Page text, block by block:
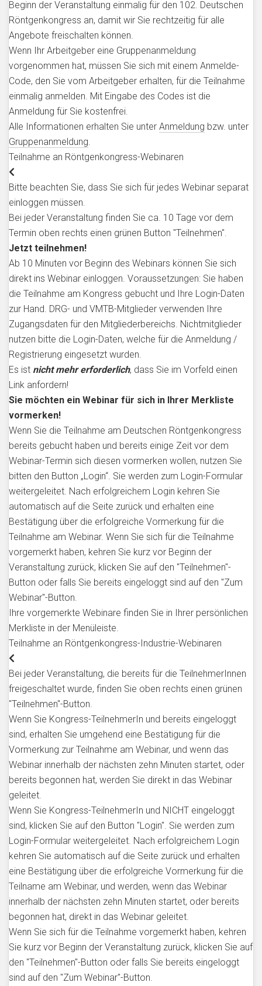
Beginn der Veranstaltung einmalig für den 102. Deutschen
Röntgenkongress an, damit wir Sie rechtzeitig für alle
Angebote freischalten können.
Wenn Ihr Arbeitgeber eine Gruppenanmeldung
vorgenommen hat, müssen Sie sich mit einem Anmelde-
Code, den Sie vom Arbeitgeber erhalten, für die Teilnahme
einmalig anmelden. Mit Eingabe des Codes ist die
Anmeldung für Sie kostenfrei.
Alle Informationen erhalten Sie unter Anmeldung bzw. unter
Gruppenanmeldung.
Teilnahme an Röntgenkongress-Webinaren
Bitte beachten Sie, dass Sie sich für jedes Webinar separat
einloggen müssen.
Bei jeder Veranstaltung finden Sie ca. 10 Tage vor dem
Termin oben rechts einen grünen Button "Teilnehmen".
Jetzt teilnehmen!
Ab 10 Minuten vor Beginn des Webinars können Sie sich
direkt ins Webinar einloggen. Voraussetzungen: Sie haben
die Teilnahme am Kongress gebucht und Ihre Login-Daten
zur Hand. DRG- und VMTB-Mitglieder verwenden Ihre
Zugangsdaten für den Mitgliederbereichs. Nichtmitglieder
nutzen bitte die Login-Daten, welche für die Anmeldung /
Registrierung eingesetzt wurden.
Es ist nicht mehr erforderlich, dass Sie im Vorfeld einen
Link anfordern!
Sie möchten ein Webinar für sich in Ihrer Merkliste
vormerken!
Wenn Sie die Teilnahme am Deutschen Röntgenkongress
bereits gebucht haben und bereits einige Zeit vor dem
Webinar-Termin sich diesen vormerken wollen, nutzen Sie
bitten den Button „Login“. Sie werden zum Login-Formular
weitergeleitet. Nach erfolgreichem Login kehren Sie
automatisch auf die Seite zurück und erhalten eine
Bestätigung über die erfolgreiche Vormerkung für die
Teilnahme am Webinar. Wenn Sie sich für die Teilnahme
vorgemerkt haben, kehren Sie kurz vor Beginn der
Veranstaltung zurück, klicken Sie auf den "Teilnehmen"-
Button oder falls Sie bereits eingeloggt sind auf den "Zum
Webinar"-Button.
Ihre vorgemerkte Webinare finden Sie in Ihrer persönlichen
Merkliste in der Menüleiste.
Teilnahme an Röntgenkongress-Industrie-Webinaren
Bei jeder Veranstaltung, die bereits für die TeilnehmerInnen
freigeschaltet wurde, finden Sie oben rechts einen grünen
"Teilnehmen"-Button.
Wenn Sie Kongress-TeilnehmerIn und bereits eingeloggt
sind, erhalten Sie umgehend eine Bestätigung für die
Vormerkung zur Teilnahme am Webinar, und wenn das
Webinar innerhalb der nächsten zehn Minuten startet, oder
bereits begonnen hat, werden Sie direkt in das Webinar
geleitet.
Wenn Sie Kongress-TeilnehmerIn und NICHT eingeloggt
sind, klicken Sie auf den Button "Login". Sie werden zum
Login-Formular weitergeleitet. Nach erfolgreichem Login
kehren Sie automatisch auf die Seite zurück und erhalten
eine Bestätigung über die erfolgreiche Vormerkung für die
Teilname am Webinar, und werden, wenn das Webinar
innerhalb der nächsten zehn Minuten startet, oder bereits
begonnen hat, direkt in das Webinar geleitet.
Wenn Sie sich für die Teilnahme vorgemerkt haben, kehren
Sie kurz vor Beginn der Veranstaltung zurück, klicken Sie auf
den "Teilnehmen"-Button oder falls Sie bereits eingeloggt
sind auf den "Zum Webinar"-Button.